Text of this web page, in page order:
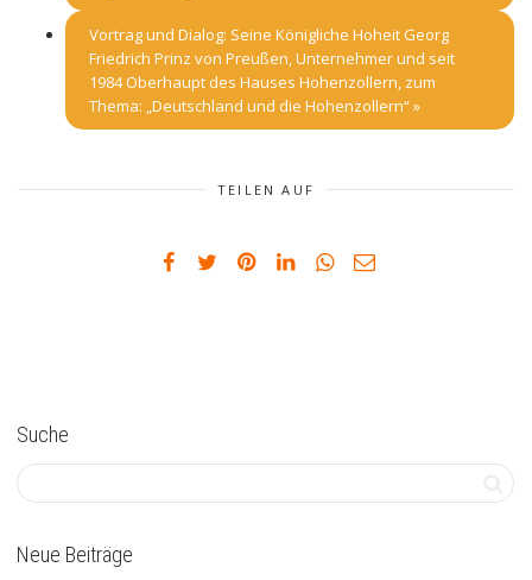
Vortrag und Dialog: Seine Königliche Hoheit Georg
Friedrich Prinz von Preußen, Unternehmer und seit
1984 Oberhaupt des Hauses Hohenzollern, zum
Thema: „Deutschland und die Hohenzollern“»
TEILEN AUF
Suche
Neue Beiträge